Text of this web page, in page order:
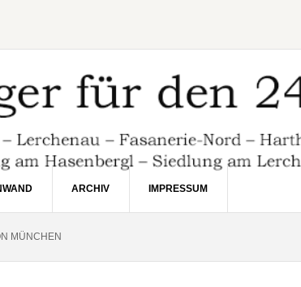
ARCHIV IMPRESSUM
MÜNCHEN